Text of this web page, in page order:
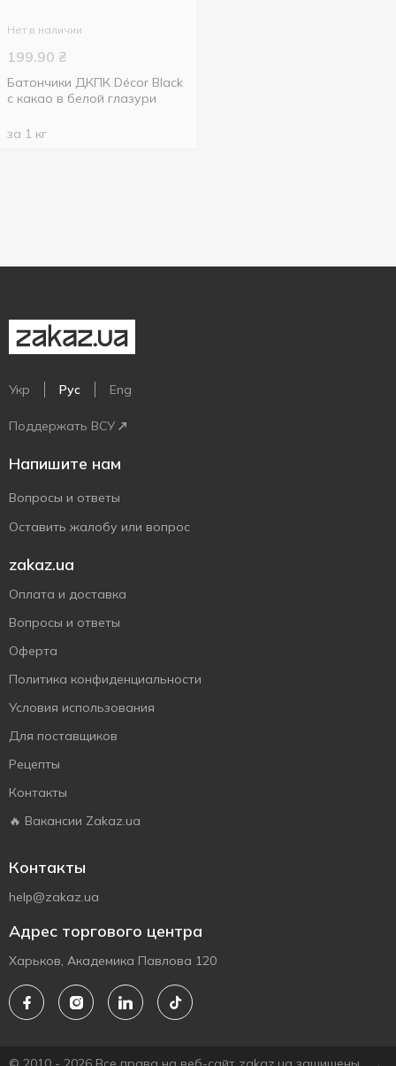
Нет в наличии
199.90 ₴
Батончики ДКПК Déсor Black
с какао в белой глазури
за 1 кг
Укр Рус Eng
Поддержать ВСУ
Напишите нам
Вопросы и ответы
Оставить жалобу или вопрос
zakaz.ua
Оплата и доставка
Вопросы и ответы
Оферта
Политика конфиденциальности
Условия использования
Для поставщиков
Рецепты
Контакты
🔥 Вакансии Zakaz.ua
Контакты
help@zakaz.ua
Адрес торгового центра
Харьков, Академика Павлова 120